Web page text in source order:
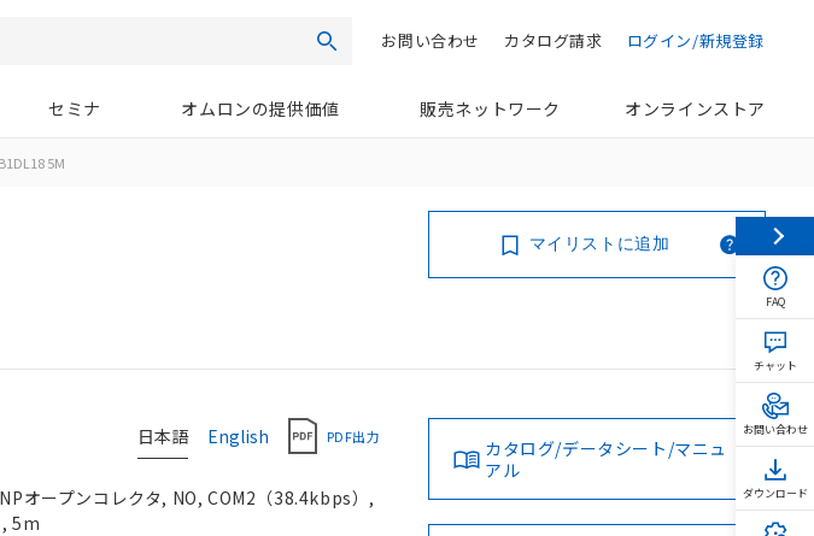
検索 ログイン/新規登録
カタログ請求
お問い合わせ
セミナ オムロンの提供価値 販売ネットワーク オンラインストア
5M
マイリストに追加
日本語 English PDF出力
オープンコレクタ, NO, COM2（38.4kbps）,
, 5m
カタログ/データシート/マニュ
アル
FAQ
チャット
お問い合わせ
ダウンロード